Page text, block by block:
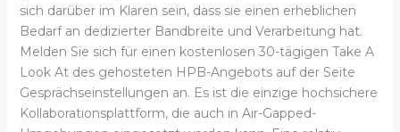
sich darüber im Klaren sein, dass sie einen erheblichen
Bedarf an dedizierter Bandbreite und Verarbeitung hat.
Melden Sie sich für einen kostenlosen 30-tägigen Take A
Look At des gehosteten HPB-Angebots auf der Seite
Gesprächseinstellungen an. Es ist die einzige hochsichere
Kollaborationsplattform, die auch in Air-Gapped-